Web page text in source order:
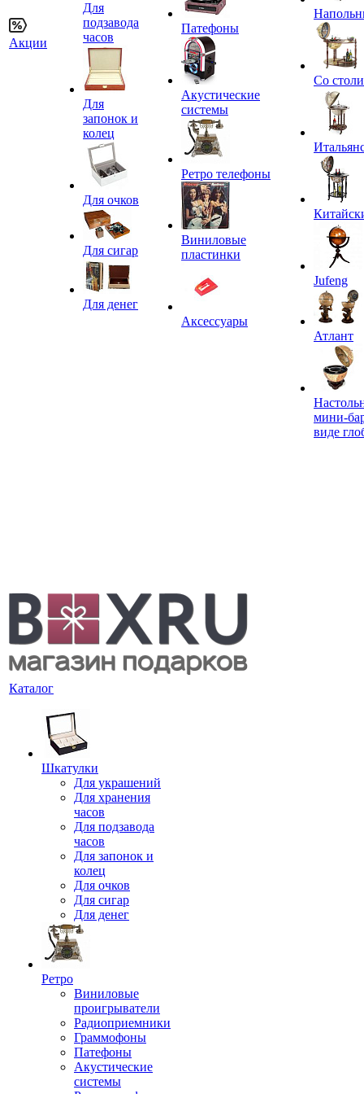
Акции
Для
подзавода
часов
Для
запонок и
колец
Для очков
Для сигар
Для денег
Патефоны
Акустические
системы
Ретро телефоны
Виниловые
пластинки
Аксессуары
Со
Jufeng
Атлант
мини-
виде
Каталог
Шкатулки
Для украшений
Для хранения
часов
Для подзавода
часов
Для запонок и
колец
Для очков
Для сигар
Для денег
Ретро
Виниловые
проигрыватели
Радиоприемники
Граммофоны
Патефоны
Акустические
системы